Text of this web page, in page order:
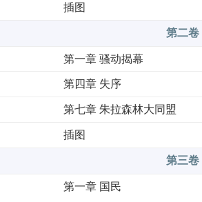
插图
第二卷
第一章 骚动揭幕
第四章 失序
第七章 朱拉森林大同盟
插图
第三卷
第一章 国民